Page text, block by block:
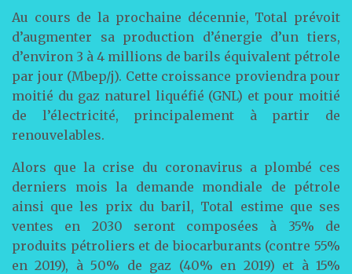
Au cours de la prochaine décennie, Total prévoit
d’augmenter sa production d’énergie d’un tiers,
d’environ 3 à 4 millions de barils équivalent pétrole
par jour (Mbep/j). Cette croissance proviendra pour
moitié du gaz naturel liquéfié (GNL) et pour moitié
de l’électricité, principalement à partir de
renouvelables.
Alors que la crise du coronavirus a plombé ces
derniers mois la demande mondiale de pétrole
ainsi que les prix du baril, Total estime que ses
ventes en 2030 seront composées à 35% de
produits pétroliers et de biocarburants (contre 55%
en 2019), à 50% de gaz (40% en 2019) et à 15%